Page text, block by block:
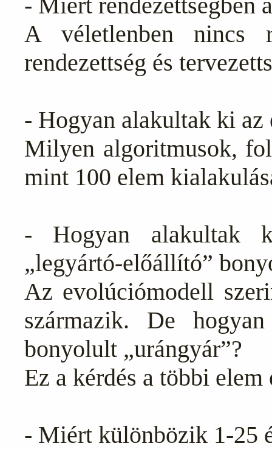
A véletlenben nincs
rendezettség és
- Hogyan alakultak ki az
Milyen algoritmusok,
mint 100 elem
- Hogyan alakultak
„legyártó-előállító”
Az evolúciómodell
származik. De
bonyolult „urángyár”?
Ez a kérdés a többi
- Miért különbözik 1-25